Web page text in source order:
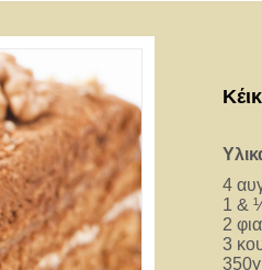
4
1 &
2
3